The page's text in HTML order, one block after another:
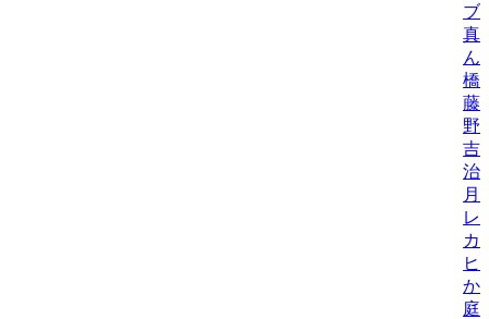
ブ
真
ん
橋
藤
野
吉
治/
月
レ
カ
ヒ
か
庭/